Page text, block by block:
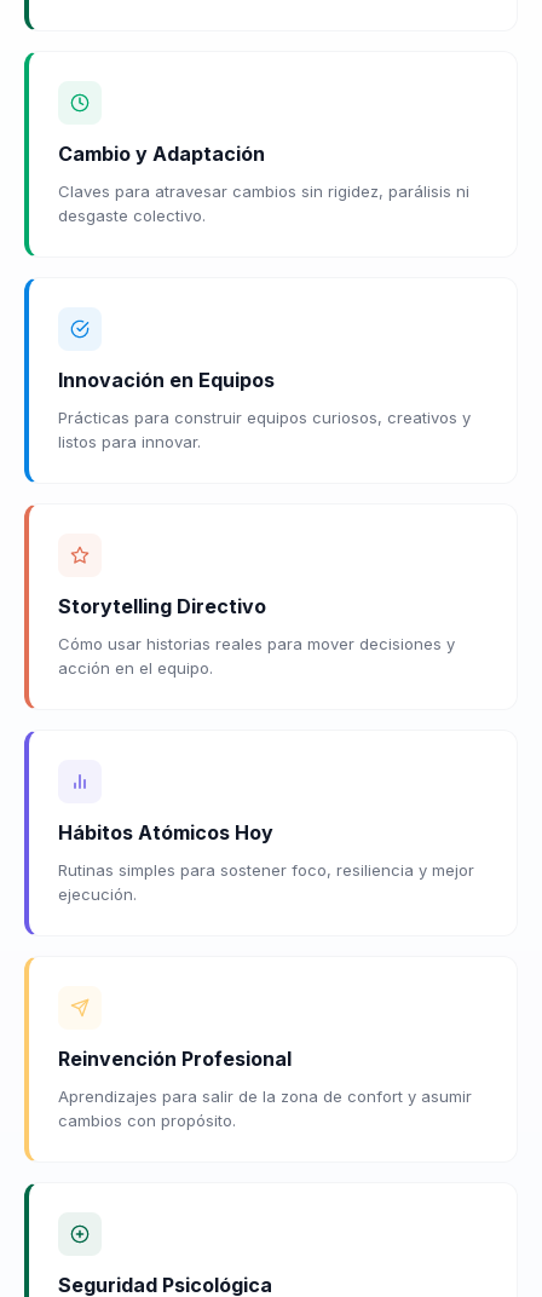
Cambio y Adaptación
Claves para atravesar cambios sin rigidez, parálisis ni
desgaste colectivo.
Innovación en Equipos
Prácticas para construir equipos curiosos, creativos y
listos para innovar.
Storytelling Directivo
Cómo usar historias reales para mover decisiones y
acción en el equipo.
Hábitos Atómicos Hoy
Rutinas simples para sostener foco, resiliencia y mejor
ejecución.
Reinvención Profesional
Aprendizajes para salir de la zona de confort y asumir
cambios con propósito.
Seguridad Psicológica